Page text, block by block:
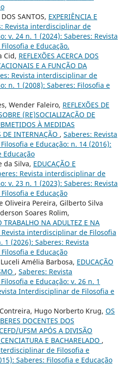
SANTOS, EXPERIÊNCIA E
Revista interdisciplinar de
v. 24 n. 1 (2024): Saberes: Revista
e Educação.
Cid, REFLEXÕES ACERCA DOS
E A FUNÇÃO DA
Revista interdisciplinar de
n. 1 (2008): Saberes: Filosofia e
Wender Faleiro, REFLEXÕES DE
(RE)SOCIALIZAÇÃO DE
À MEDIDAS
DE INTERNAÇÃO , Saberes: Revista
e Educação: n. 14 (2016):
Educação
da Silva, EDUCAÇÃO E
Revista interdisciplinar de
v. 23 n. 1 (2023): Saberes: Revista
e Educação
Oliveira Pereira, Gilberto Silva
Soares Rolim,
TRABALHO NA ADULTEZ E NA
Revista interdisciplinar de Filosofia
1 (2026): Saberes: Revista
e Educação
Amélia Barbosa, EDUCAÇÃO
, Saberes: Revista
e Educação: v. 26 n. 1
Interdisciplinar de Filosofia e
Hugo Norberto Krug, OS
DOCENTES DOS
UFSM APÓS A DIVISÃO
E BACHARELADO ,
de Filosofia e
Saberes: Filosofia e Educação